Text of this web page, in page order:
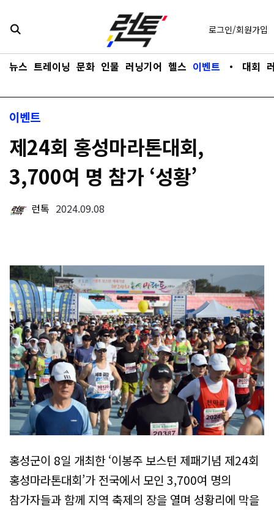
바로가기
뉴스 트레이닝 문화 인물 러닝기어 헬스 이벤트 ・ 대회
로그인/회원가입
이벤트
제24회 홍성마라톤대회,
3,700여 명 참가 ‘성황’
런톡 2024.09.08
홍성군이 8일 개최한 ‘이봉주 보스턴 제패기념 제24회
홍성마라톤대회’가 전국에서 모인 3,700여 명의
참가자들과 함께 지역 축제의 장을 열며 성황리에 막을